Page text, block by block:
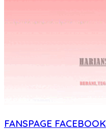
FANSPAGE FACEBOOK